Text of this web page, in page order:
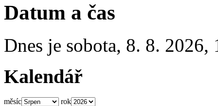
Datum a čas
Dnes je sobota, 8. 8. 2026,
Kalendář
měsíc rok